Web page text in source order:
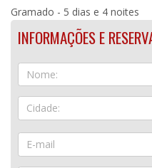
Gramado - 5 dias e 4 noites
INFORMAÇÕES E